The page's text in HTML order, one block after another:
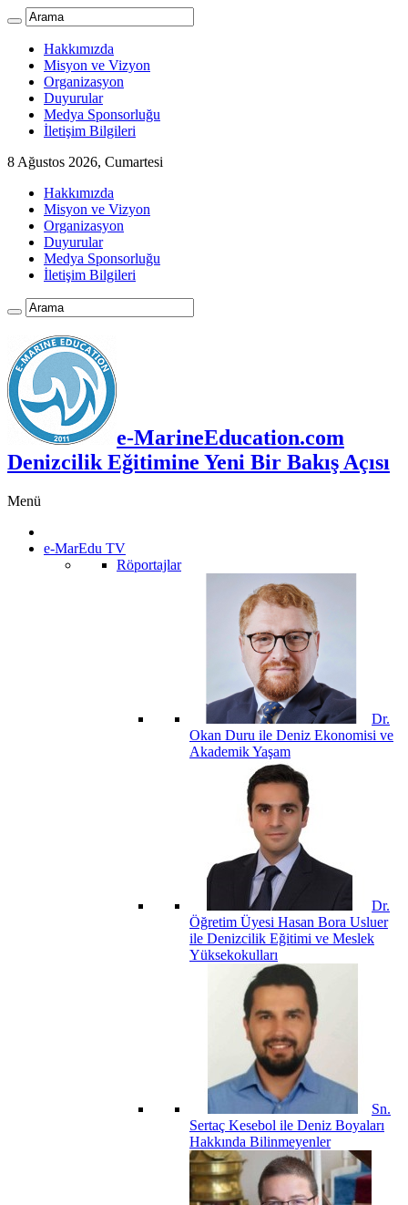
Hakkımızda
Misyon ve Vizyon
Organizasyon
Duyurular
Medya Sponsorluğu
İletişim Bilgileri
8 Ağustos 2026, Cumartesi
Hakkımızda
Misyon ve Vizyon
Organizasyon
Duyurular
Medya Sponsorluğu
İletişim Bilgileri
e-MarineEducation.com
Denizcilik Eğitimine Yeni Bir Bakış Açısı
Menü
e-MarEdu TV
Röportajlar
Dr.
Okan Duru ile Deniz Ekonomisi ve
Akademik Yaşam
Dr.
Öğretim Üyesi Hasan Bora Usluer
ile Denizcilik Eğitimi ve Meslek
Yüksekokulları
Sn.
Sertaç Kesebol ile Deniz Boyaları
Hakkında Bilinmeyenler